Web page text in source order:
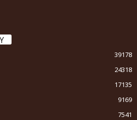
39178
24318
17135
9169
7541